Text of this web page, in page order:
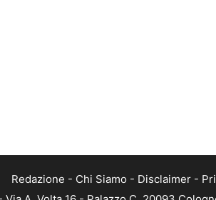
Redazione - Chi Siamo - Disclaimer -